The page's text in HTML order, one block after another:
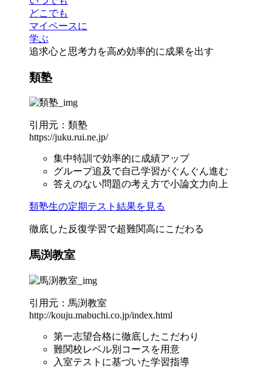
どこでも
マイペースに
学ぶ
追求心と思考力を高め効率的に成果を出す
類塾
引用元：類塾
https://juku.rui.ne.jp/
集中特訓で効率的に成績アップ
グループ追及で自己学習がぐんぐん進む
答えのない問題の考え方で小論文力向上
類塾生の定期テスト結果を見る
徹底した反復学習で超難関高にこだわる
馬渕教室
引用元：馬渕教室
http://kouju.mabuchi.co.jp/index.html
第一志望合格に徹底したこだわり
難関校レベル別コースを用意
入室テストに基づいた学習指導